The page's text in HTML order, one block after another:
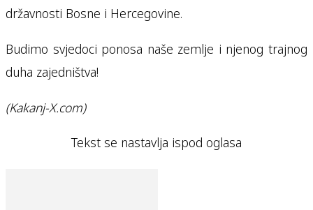
državnosti Bosne i Hercegovine.
Budimo svjedoci ponosa naše zemlje i njenog trajnog
duha zajedništva!
(Kakanj-X.com)
Tekst se nastavlja ispod oglasa